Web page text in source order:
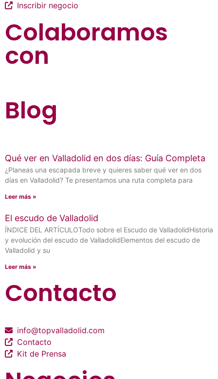
Inscribir negocio
Colaboramos
con
Blog
Qué ver en Valladolid en dos días: Guía Completa
¿Planeas una escapada breve y quieres saber qué ver en dos
días en Valladolid? Te presentamos una ruta completa para
Leer más »
El escudo de Valladolid
ÍNDICE DEL ARTÍCULOTodo sobre el Escudo de ValladolidHistoria
y evolución del escudo de ValladolidElementos del escudo de
Valladolid y su
Leer más »
Contacto
info@topvalladolid.com
Contacto
Kit de Prensa